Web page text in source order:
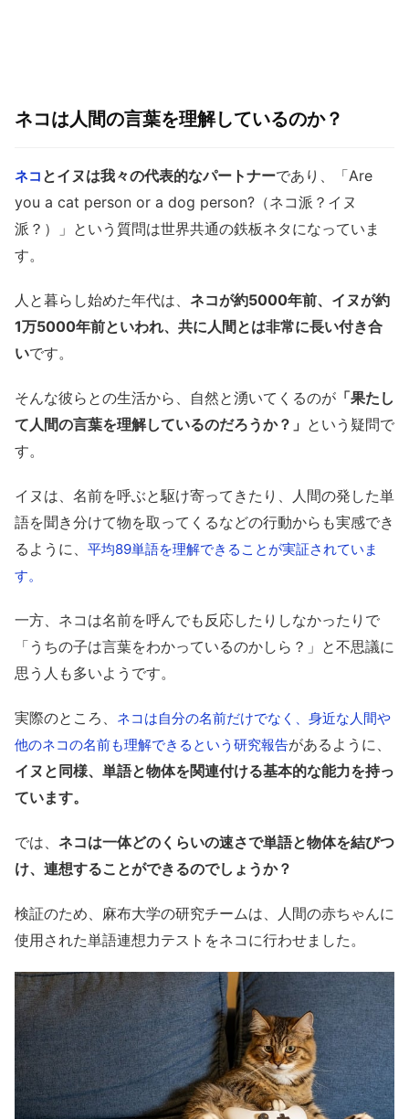
ネコは人間の言葉を理解しているのか？
ネコ とイヌは我々の代表的なパートナーであり、「Are
you a cat person or a dog person?（ネコ派？イヌ
派？）」という質問は世界共通の鉄板ネタになっていま
す。
人と暮らし始めた年代は、 ネコが約5000年前、イヌが約
1万5000年前といわれ、共に人間とは非常に長い付き合
いです。
そんな彼らとの生活から、自然と湧いてくるのが 「果たし
て人間の言葉を理解しているのだろうか？」 という疑問で
す。
イヌは、名前を呼ぶと駆け寄ってきたり、人間の発した単
語を聞き分けて物を取ってくるなどの行動からも実感でき
るように、 平均89単語を理解できることが実証されていま
す。
一方、ネコは名前を呼んでも反応したりしなかったりで
「うちの子は言葉をわかっているのかしら？」と不思議に
思う人も多いようです。
実際のところ、 ネコは自分の名前だけでなく、身近な人間や
他のネコの名前も理解できるという研究報告があるように、
イヌと同様、単語と物体を関連付ける基本的な能力を持っ
ています。
では、 ネコは一体どのくらいの速さで単語と物体を結びつ
け、連想することができるのでしょうか？
検証のため、麻布大学の研究チームは、人間の赤ちゃんに
使用された単語連想力テストをネコに行わせました。